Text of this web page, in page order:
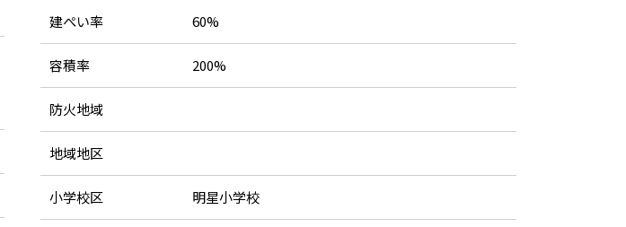
建ぺい率 60%
容積率 200%
防火地域
地域地区
小学校区 明星小学校